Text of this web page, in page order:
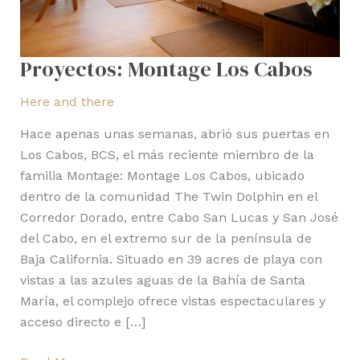
Proyectos: Montage Los Cabos
Here and there
Hace apenas unas semanas, abrió sus puertas en
Los Cabos, BCS, el más reciente miembro de la
familia Montage: Montage Los Cabos, ubicado
dentro de la comunidad The Twin Dolphin en el
Corredor Dorado, entre Cabo San Lucas y San José
del Cabo, en el extremo sur de la península de
Baja California. Situado en 39 acres de playa con
vistas a las azules aguas de la Bahía de Santa
María, el complejo ofrece vistas espectaculares y
acceso directo e […]